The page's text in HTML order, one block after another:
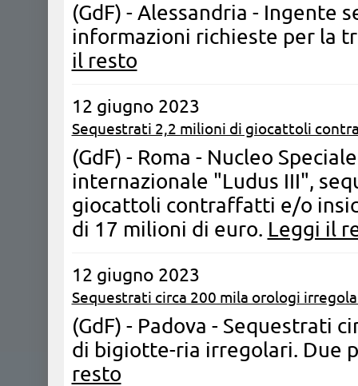
(GdF) - Alessandria - Ingente
informazioni richieste per la
il resto
12 giugno 2023
Sequestrati 2,2 milioni di giocattoli
(GdF) - Roma - Nucleo
internazionale "Ludus III",
giocattoli contraffatti e/o
di 17 milioni di euro. Leggi il
12 giugno 2023
Sequestrati circa 200 mila orologi
(GdF) - Padova - Sequestrati
di bigiotte-ria irregolari. Due
resto